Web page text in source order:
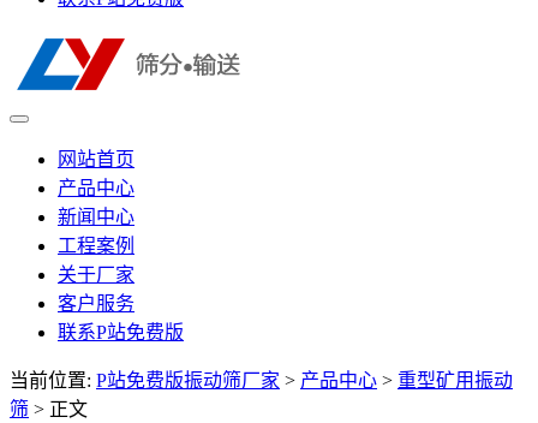
网站首页
产品中心
新闻中心
工程案例
关于厂家
客户服务
联系P站免费版
当前位置: P站免费版振动筛厂家 > 产品中心 > 重型矿用振动
筛 > 正文